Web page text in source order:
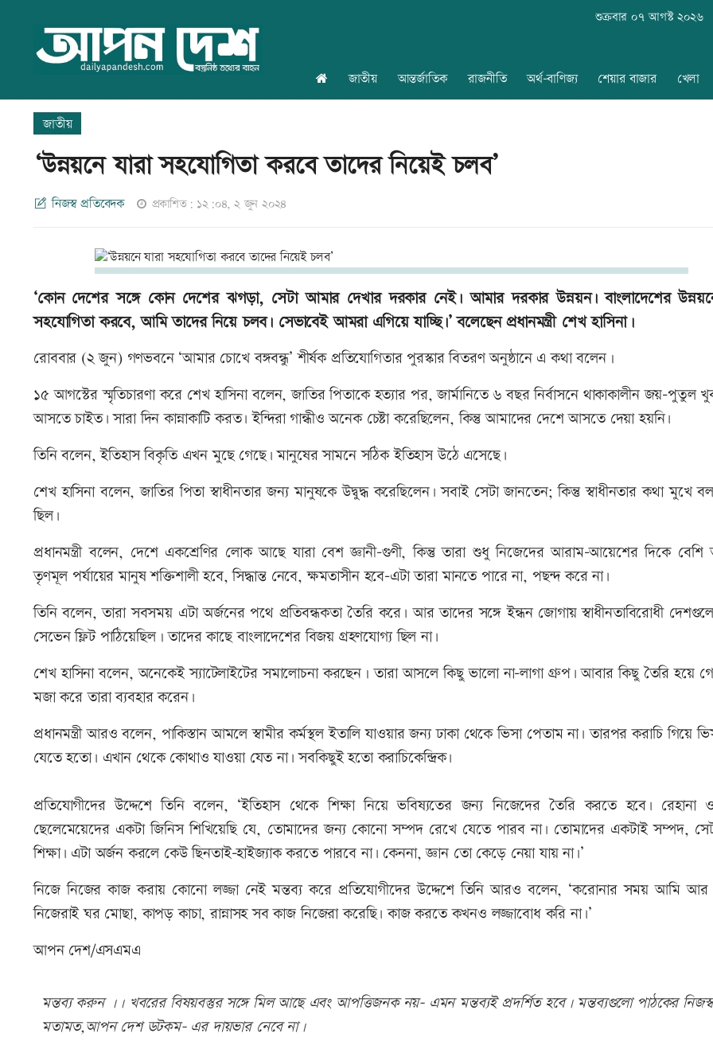
শুক্রবার ০৭ আগস্ট ২০২৬
জাতীয় আন্তর্জাতিক রাজনীতি অর্থ-বাণিজ্য শেয়ার বাজার খেলা
জাতীয়
‘উন্নয়নে যারা সহযোগিতা করবে তাদের নিয়েই চলব’
নিজস্ব প্রতিবেদক প্রকাশিত: ১২:০৪, ২ জুন ২০২৪
‘কোন দেশের সঙ্গে কোন দেশের ঝগড়া, সেটা আমার দেখার দরকার নেই৷ আমার দরকার উন্নয়ন৷ বাংলাদেশের
সহযোগিতা করবে, আমি তাদের নিয়ে চলব৷ সেভাবেই আমরা এগিয়ে যাচ্ছি৷’ বলেছেন প্রধানমন্ত্রী শেখ হাসিনা।
রোববার (২ জুন) গণভবনে ‘আমার চোখে বঙ্গবন্ধু’ শীর্ষক প্রতিযোগিতার পুরস্কার বিতরণ অনুষ্ঠানে এ কথা বলেন।
১৫ আগস্টের স্মৃতিচারণা করে শেখ হাসিনা বলেন, জাতির পিতাকে হত্যার পর, জার্মানিতে ৬ বছর নির্বাসনে থাকাকালীন জয়-পুতুল
আসতে চাইত৷ সারা দিন কান্নাকাটি করত৷ ইন্দিরা গান্ধীও অনেক চেষ্টা করেছিলেন, কিন্তু আমাদের দেশে আসতে দেয়া হয়নি৷
তিনি বলেন, ইতিহাস বিকৃতি এখন মুছে গেছে৷ মানুষের সামনে সঠিক ইতিহাস উঠে এসেছে৷
শেখ হাসিনা বলেন, জাতির পিতা স্বাধীনতার জন্য মানুষকে উদ্বুদ্ধ করেছিলেন৷ সবাই সেটা জানতেন; কিন্তু স্বাধীনতার কথা মুখে
ছিল৷
প্রধানমন্ত্রী বলেন, দেশে একশ্রেণির লোক আছে যারা বেশ জ্ঞানী-গুণী, কিন্তু তারা শুধু নিজেদের আরাম-আয়েশের দিকে বেশি
তৃণমূল পর্যায়ের মানুষ শক্তিশালী হবে, সিদ্ধান্ত নেবে, ক্ষমতাসীন হবে–এটা তারা মানতে পারে না, পছন্দ করে না৷
তিনি বলেন, তারা সবসময় এটা অর্জনের পথে প্রতিবন্ধকতা তৈরি করে৷ আর তাদের সঙ্গে ইন্ধন জোগায় স্বাধীনতাবিরোধী
সেভেন ফ্লিট পাঠিয়েছিল। তাদের কাছে বাংলাদেশের বিজয় গ্রহণযোগ্য ছিল না৷
শেখ হাসিনা বলেন, অনেকেই স্যাটেলাইটের সমালোচনা করছেন। তারা আসলে কিছু ভালো না-লাগা গ্রুপ৷ আবার কিছু তৈরি হয়ে
মজা করে তারা ব্যবহার করেন৷
প্রধানমন্ত্রী আরও বলেন, পাকিস্তান আমলে স্বামীর কর্মস্থল ইতালি যাওয়ার জন্য ঢাকা থেকে ভিসা পেতাম না৷ তারপর করাচি গিয়ে
যেতে হতো৷ এখান থেকে কোথাও যাওয়া যেত না৷ সবকিছুই হতো করাচিকেন্দ্রিক৷
প্রতিযোগীদের উদ্দেশে তিনি বলেন, ‘ইতিহাস থেকে শিক্ষা নিয়ে ভবিষ্যতের জন্য নিজেদের তৈরি করতে হবে৷
ছেলেমেয়েদের একটা জিনিস শিখিয়েছি যে, তোমাদের জন্য কোনো সম্পদ রেখে যেতে পারব না৷ তোমাদের একটাই সম্পদ,
শিক্ষা৷ এটা অর্জন করলে কেউ ছিনতাই-হাইজ্যাক করতে পারবে না৷ কেননা, জ্ঞান তো কেড়ে নেয়া যায় না৷’
নিজে নিজের কাজ করায় কোনো লজ্জা নেই মন্তব্য করে প্রতিযোগীদের উদ্দেশে তিনি আরও বলেন, ‘করোনার সময় আমি আর
নিজেরাই ঘর মোছা, কাপড় কাচা, রান্নাসহ সব কাজ নিজেরা করেছি৷ কাজ করতে কখনও লজ্জাবোধ করি না৷’
আপন দেশ/এসএমএ
মন্তব্য করুন ।। খবরের বিষয়বস্তুর সঙ্গে মিল আছে এবং আপত্তিজনক নয়- এমন মন্তব্যই প্রদর্শিত হবে। মন্তব্যগুলো পাঠকের নিজস্ব
মতামত,আপন দেশ ডটকম- এর দায়ভার নেবে না।